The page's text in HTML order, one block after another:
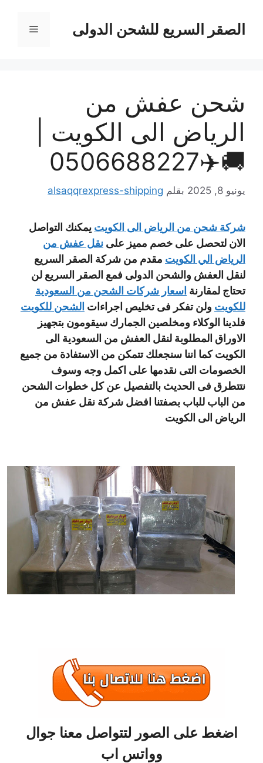
الصقر السريع للشحن الدولى القائمة
شحن عفش من
الرياض الى الكويت |
🚚✈️0506688227
يونيو 8, 2025 بقلم alsaqqrexpress-shipping
شركة شحن من الرياض الى الكويتيمكنك التواصل
الان لتحصل على خصم مميز علىنقل عفش من
الرياض الي الكويتمقدم من شركة الصقر السريع
لنقل العفش والشحن الدولى فمع الصقر السريع لن
تحتاج لمقارنةاسعار شركات الشحن من السعودية
للكويتولن تفكر فى تخليص اجراءاتالشحن للكويت
فلدينا الوكلاء ومخلصين الجمارك سيقومون بتجهيز
الاوراق المطلوبة لنقل العفش من السعودية الى
الكويت كما اننا سنجعلك تتمكن من الاستفادة من جميع
الخصومات التى نقدمها على اكمل وجه وسوف
نتتطرق فى الحديث بالتفصيل عن كل خطوات الشحن
من الباب للباب بصفتنا افضل شركة نقل عفش من
الرياض الى الكويت
اضغط على الصور لتتواصل معنا جوال
وواتس اب